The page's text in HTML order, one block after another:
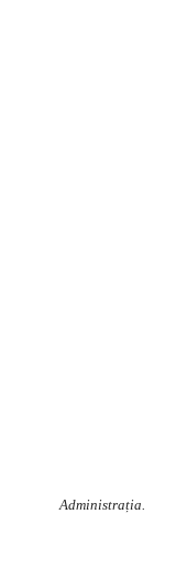
Administrația.